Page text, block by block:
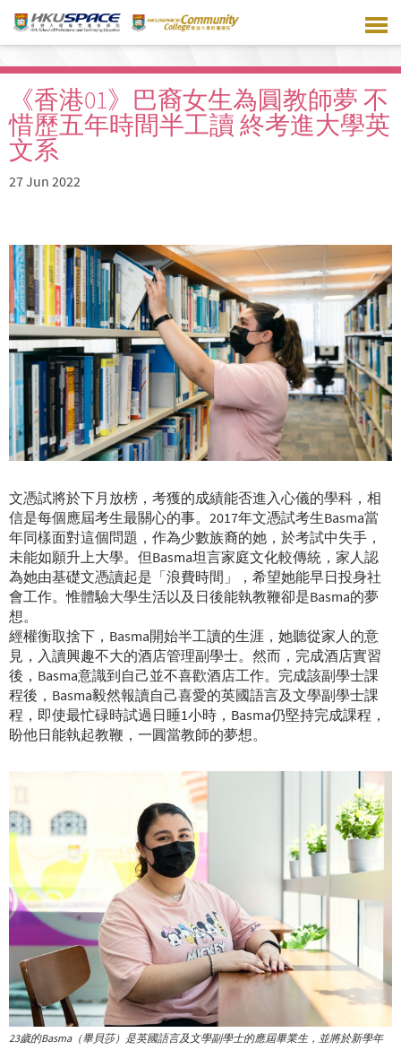
main
《香港01》巴裔女生為圓教師夢 不
惜歷五年時間半工讀 終考進大學英
文系
27 Jun 2022
文憑試將於下月放榜，考獲的成績能否進入心儀的學科，相
信是每個應屆考生最關心的事。2017年文憑試考生Basma當
年同樣面對這個問題，作為少數族裔的她，於考試中失手，
未能如願升上大學。但Basma坦言家庭文化較傳統，家人認
為她由基礎文憑讀起是「浪費時間」，希望她能早日投身社
會工作。惟體驗大學生活以及日後能執教鞭卻是Basma的夢
想。
經權衡取捨下，Basma開始半工讀的生涯，她聽從家人的意
見，入讀興趣不大的酒店管理副學士。然而，完成酒店實習
後，Basma意識到自己並不喜歡酒店工作。完成該副學士課
程後，Basma毅然報讀自己喜愛的英國語言及文學副學士課
程，即使最忙碌時試過日睡1小時，Basma仍堅持完成課程，
盼他日能執起教鞭，一圓當教師的夢想。
23歲的Basma（畢貝莎）是英國語言及文學副學士的應屆畢業生，並將於新學年